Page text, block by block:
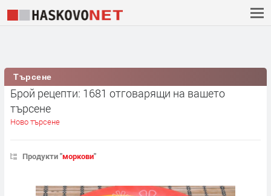
Търсене
Брой рецепти: 1681 отговарящи на вашето
търсене
Ново търсене
Продукти "моркови"